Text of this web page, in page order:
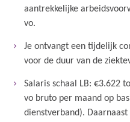
aantrekkelijke
vo.
Je ontvangt een tijdelijk
voor de duur van de
Salaris schaal LB: €3.622
vo bruto per maand op
dienstverband).